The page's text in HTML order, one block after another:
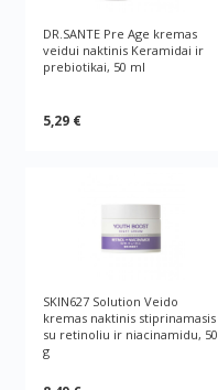
DR.SANTE Pre Age kremas
veidui naktinis Keramidai ir
prebiotikai, 50 ml
5,29 €
SKIN627 Solution Veido
kremas naktinis stiprinamasis
su retinoliu ir niacinamidu, 50
g